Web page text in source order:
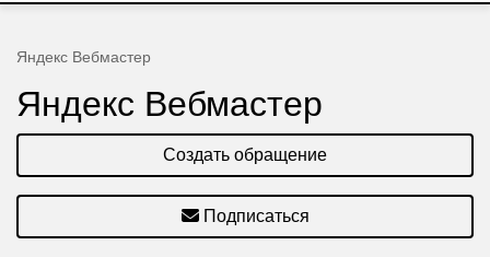
Яндекс Вебмастер
Яндекс Вебмастер
Создать обращение
Подписаться